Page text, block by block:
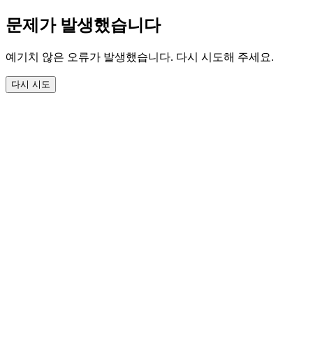
문제가 발생했습니다
예기치 않은 오류가 발생했습니다. 다시 시도해 주세요.
다시 시도